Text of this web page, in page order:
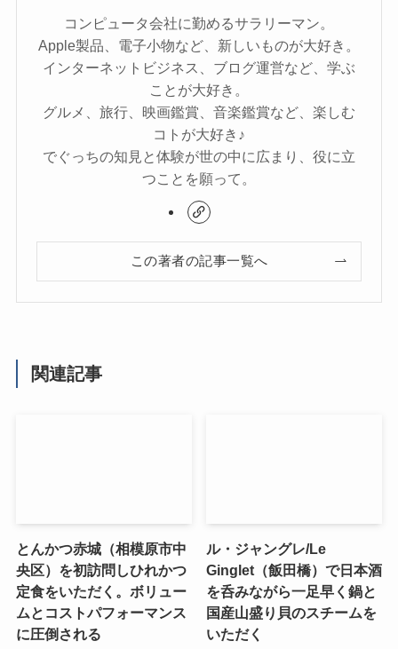
コンピュータ会社に勤めるサラリーマン。
Apple製品、電子小物など、新しいものが大好き。
インターネットビジネス、ブログ運営など、学ぶ
ことが大好き。
グルメ、旅行、映画鑑賞、音楽鑑賞など、楽しむ
コトが大好き♪
でぐっちの知見と体験が世の中に広まり、役に立
つことを願って。
この著者の記事一覧へ
関連記事
とんかつ赤城（相模原市中
央区）を初訪問しひれかつ
定食をいただく。ボリュー
ムとコストパフォーマンス
に圧倒される
ル・ジャングレ/Le
Ginglet（飯田橋）で日本酒
を呑みながら一足早く鍋と
国産山盛り貝のスチームを
いただく